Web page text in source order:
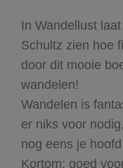
In Wandellust
Schultz zien hoe
door dit mooie
wandelen!
Wandelen is
er niks voor
nog eens je
Kortom; goed